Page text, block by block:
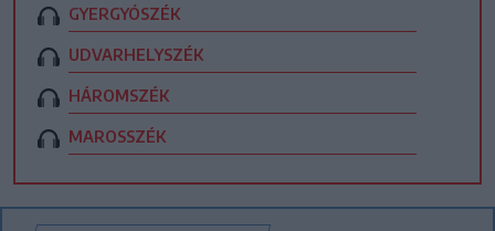
GYERGYÓSZÉK
UDVARHELYSZÉK
HÁROMSZÉK
MAROSSZÉK